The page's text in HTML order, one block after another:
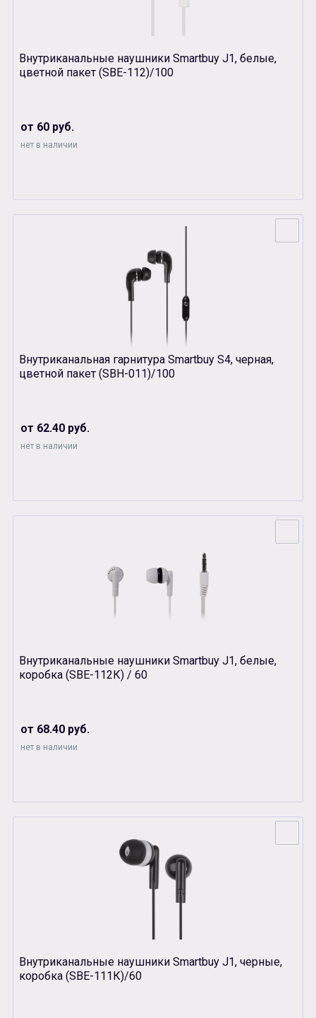
Внутриканальные наушники Smartbuy J1, белые,
цветной пакет (SBЕ-112)/100
от 60 руб.
нет в наличии
Внутриканальная гарнитура Smartbuy S4, черная,
цветной пакет (SBH-011)/100
от 62.40 руб.
нет в наличии
Внутриканальные наушники Smartbuy J1, белые,
коробка (SBЕ-112К) / 60
от 68.40 руб.
нет в наличии
Внутриканальные наушники Smartbuy J1, черные,
коробка (SBЕ-111К)/60